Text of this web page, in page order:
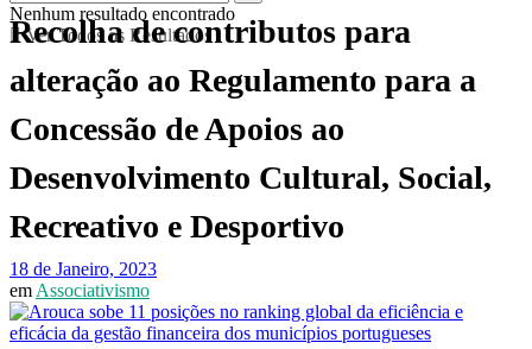
Nenhum resultado encontrado
Ver Todos os Resultados
Recolha de contributos para
alteração ao Regulamento para a
Concessão de Apoios ao
Desenvolvimento Cultural, Social,
Recreativo e Desportivo
18 de Janeiro, 2023
em Associativismo